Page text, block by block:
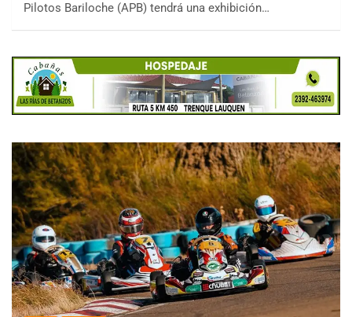
Pilotos Bariloche (APB) tendrá una exhibición…